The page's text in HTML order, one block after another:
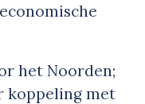
het Noorden;
koppeling met